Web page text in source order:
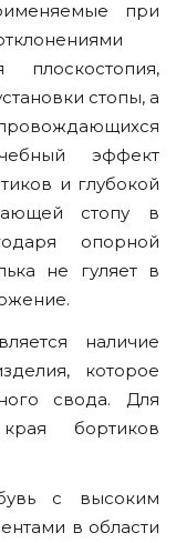
при
стопы, а
эффект
и глубокой
стопу в
опорной
не гуляет в
наличие
которое
свода. Для
бортиков
с высоким
в области